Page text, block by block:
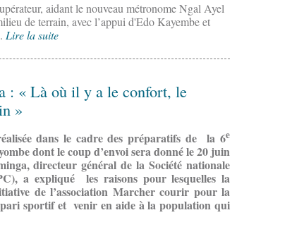
aidant le nouveau métronome Ngal Ayel
de terrain, avec l’appui d'Edo Kayembe et
Lire la suite
: « Là où il y a le confort, le
»
dans le cadre des préparatifs de la 6e
dont le coup d’envoi sera donné le 20 juin
directeur général de la Société nationale
a expliqué les raisons pour lesquelles la
de l’association Marcher courir pour la
pari sportif et venir en aide à la population qui